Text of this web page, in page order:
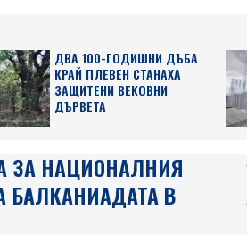
ДВА 100-ГОДИШНИ ДЪБА
КРАЙ ПЛЕВЕН СТАНАХА
ЗАЩИТЕНИ ВЕКОВНИ
ДЪРВЕТА
ЗА НАЦИОНАЛНИЯ
БАЛКАНИАДАТА В